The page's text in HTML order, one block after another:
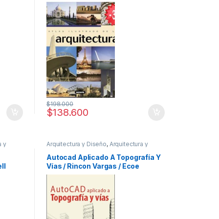
$138.600
$198.000
y
y
Arquitectura y Diseño, Arquitectura y
Urbanismo
Informática
Informática y
Tecnología ,Ingeniería ,Ingeniería Civil,
Interes General,Profesionales y tecnicos
Autocad Aplicado A Topografía Y
Vías / Rincon Vargas / Ecoe